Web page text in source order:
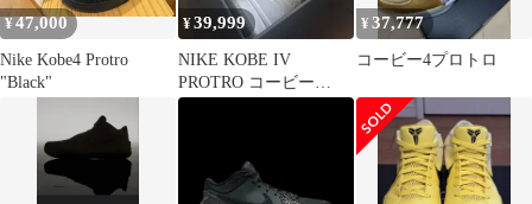
¥47,000
Nike Kobe4 Protro
"Black"
¥39,999
NIKE KOBE IV
PROTRO コービー
4draft pack♯13
¥37,777
コービー4プロトロ